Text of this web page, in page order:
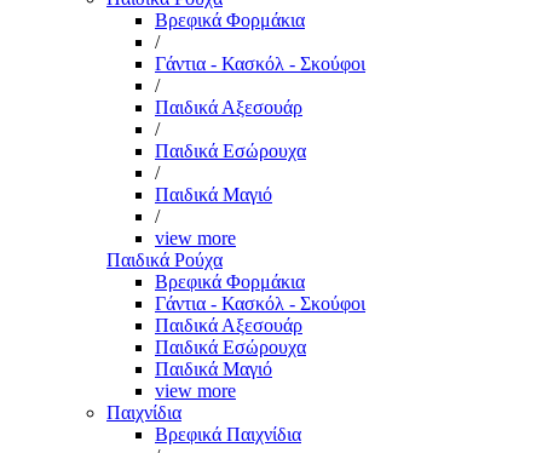
Βρεφικά Φορμάκια
/
Γάντια - Κασκόλ - Σκούφοι
/
Παιδικά Αξεσουάρ
/
Παιδικά Εσώρουχα
/
Παιδικά Μαγιό
/
view more
Παιδικά Ρούχα
Βρεφικά Φορμάκια
Γάντια - Κασκόλ - Σκούφοι
Παιδικά Αξεσουάρ
Παιδικά Εσώρουχα
Παιδικά Μαγιό
view more
Παιχνίδια
Βρεφικά Παιχνίδια